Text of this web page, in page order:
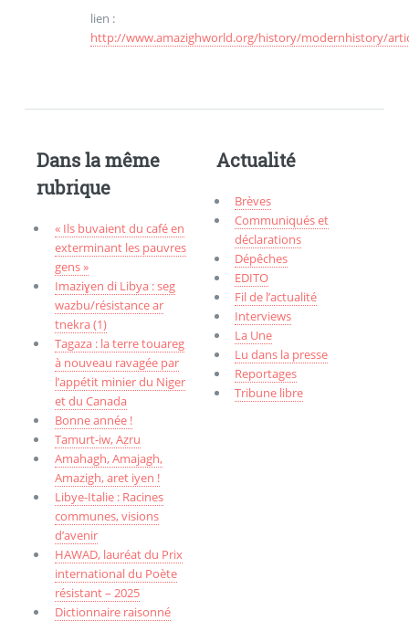
lien :
http://www.amazighworld.org/history/modernhistory/
Dans la même
rubrique
« Ils buvaient du café en
exterminant les pauvres
gens »
Imaziɣen di Libya : seg
wazbu/résistance ar
tnekra (1)
Tagaza : la terre touareg
à nouveau ravagée par
l’appétit minier du Niger
et du Canada
Bonne année !
Tamurt-iw, Aẓru
Amahagh, Amajagh,
Amazigh, aret iyen !
Libye-Italie : Racines
communes, visions
d’avenir
HAWAD, lauréat du Prix
international du Poète
résistant – 2025
Dictionnaire raisonné
Actualité
Brèves
Communiqués et
déclarations
Dépêches
EDITO
Fil de l’actualité
Interviews
La Une
Lu dans la presse
Reportages
Tribune libre